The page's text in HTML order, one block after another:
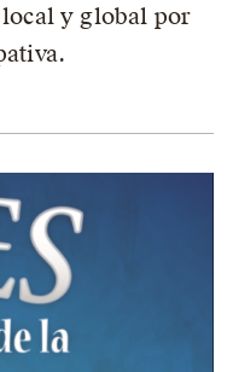
y global por